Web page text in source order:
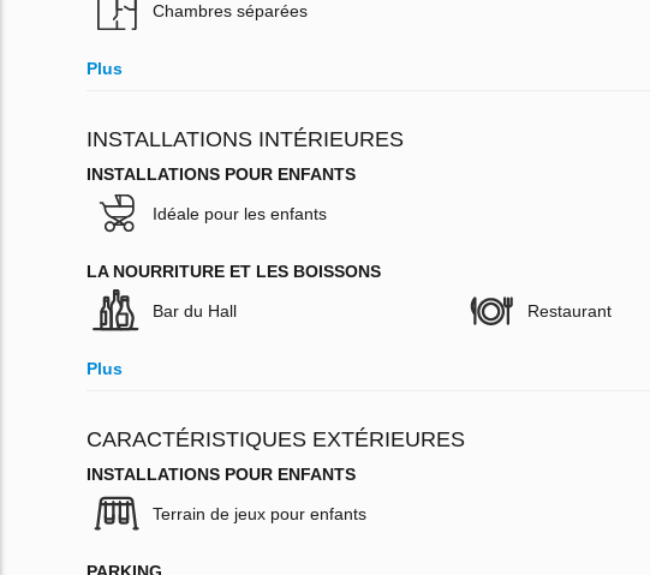
Chambres séparées
Plus
INSTALLATIONS INTÉRIEURES
INSTALLATIONS POUR ENFANTS
Idéale pour les enfants
LA NOURRITURE ET LES BOISSONS
Bar du Hall Restaurant
Plus
CARACTÉRISTIQUES EXTÉRIEURES
INSTALLATIONS POUR ENFANTS
Terrain de jeux pour enfants